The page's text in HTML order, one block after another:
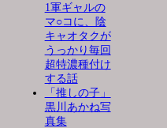
1軍ギャルの
マ○コに、陰
キャオタクが
うっかり毎回
超特濃種付け
する話
「推しの子」
黒川あかね写
真集